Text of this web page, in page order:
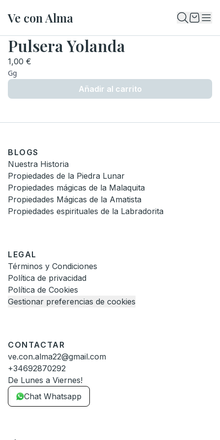
Ve con Alma
Pulsera Yolanda
1,00 €
Gg
Añadir al carrito
BLOGS
Nuestra Historia
Propiedades de la Piedra Lunar
Propiedades mágicas de la Malaquita
Propiedades Mágicas de la Amatista
Propiedades espirituales de la Labradorita
LEGAL
Términos y Condiciones
Política de privacidad
Política de Cookies
Gestionar preferencias de cookies
CONTACTAR
ve.con.alma22@gmail.com
+34692870292
De Lunes a Viernes!
Chat Whatsapp